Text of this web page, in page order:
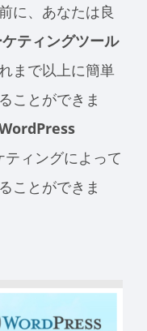
に、あなたは良
ティングツール
まで以上に簡単
ことができま
ィングによって
ことができま